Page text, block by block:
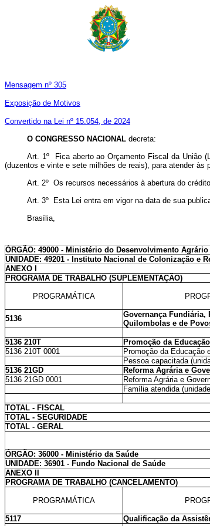
Mensagem nº 305
Exposição de Motivos
Convertido na Lei nº 15.054, de 2024
O CONGRESSO NACIONAL decreta:
Art. 1º Fica aberto ao Orçamento Fiscal da União
(duzentos e vinte e sete milhões de reais), para atender às
Art. 2º Os recursos necessários à abertura do
Art. 3º Esta Lei entra em vigor na data de sua
Brasília,
ÓRGÃO: 49000 - Ministério do Desenvolvimento
UNIDADE: 49201 - Instituto Nacional de Colonização e
ANEXO I
PROGRAMA DE TRABALHO (SUPLEMENTAÇÃO)
PROGRAMÁTICA
5136
Governança Fundiária,
Quilombolas e de
5136 210T
Promoção da
5136 210T 0001
Promoção da Educação
Pessoa capacitada
5136 21GD
Reforma Agrária e
5136 21GD 0001
Reforma Agrária e
Família atendida
TOTAL - FISCAL
TOTAL - SEGURIDADE
TOTAL - GERAL
ÓRGÃO: 36000 - Ministério da Saúde
UNIDADE: 36901 - Fundo Nacional de Saúde
ANEXO II
PROGRAMA DE TRABALHO (CANCELAMENTO)
PROGRAMÁTICA
5117 Qualificação da